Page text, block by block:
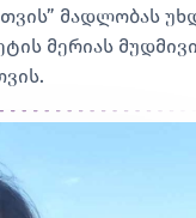
მადლობას
მერიას მუდმივი